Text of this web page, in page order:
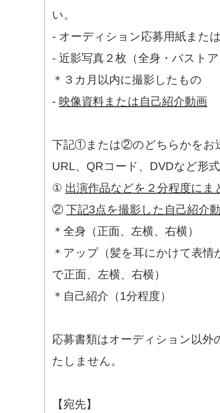
い。
- オーディション応募用紙また
- 近影写真２枚（全身・バスト
＊３カ月以内に撮影したもの
- 映像資料または自己紹介動画
下記①または②のどちらかをお
URL、QRコード、DVDなど形
① 出演作品などを２分程度にま
② 下記3点を撮影した自己紹介
＊全身（正面、左横、右横）
＊アップ（髪を耳にかけて表情
で正面、左横、右横）
＊自己紹介（1分程度）
応募書類はオーディション以外
たしません。
【宛先】